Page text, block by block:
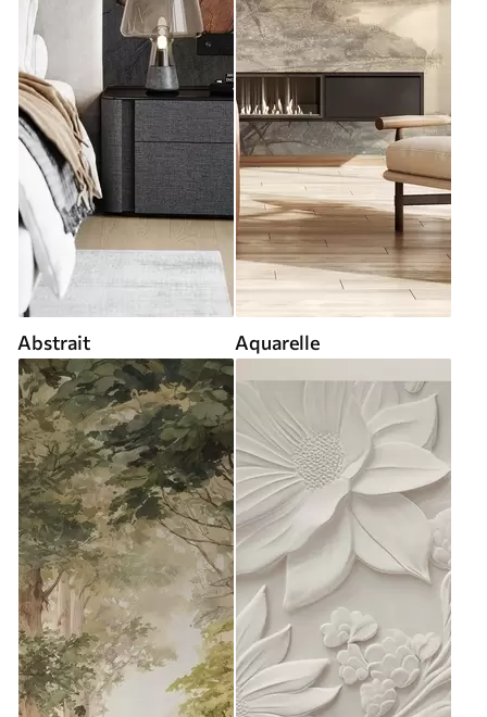
Abstrait Aquarelle